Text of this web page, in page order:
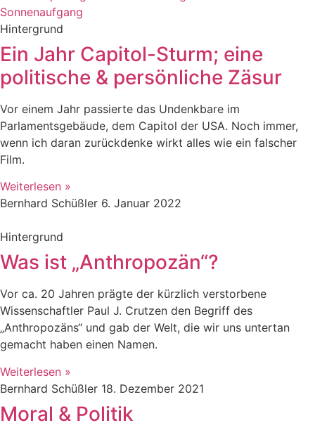
Hintergrund
Ein Jahr Capitol-Sturm; eine
politische & persönliche Zäsur
Vor einem Jahr passierte das Undenkbare im
Parlamentsgebäude, dem Capitol der USA. Noch immer,
wenn ich daran zurückdenke wirkt alles wie ein falscher
Film.
Weiterlesen »
Bernhard Schüßler 6. Januar 2022
Hintergrund
Was ist „Anthropozän“?
Vor ca. 20 Jahren prägte der kürzlich verstorbene
Wissenschaftler Paul J. Crutzen den Begriff des
„Anthropozäns“ und gab der Welt, die wir uns untertan
gemacht haben einen Namen.
Weiterlesen »
Bernhard Schüßler 18. Dezember 2021
Moral & Politik